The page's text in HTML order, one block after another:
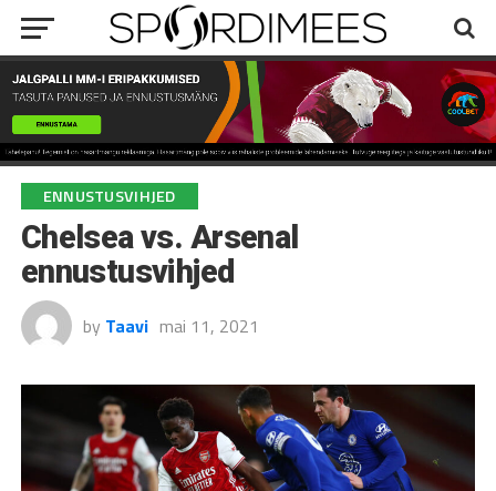
ENNUSTUSVIHJED
Chelsea vs. Arsenal
ennustusvihjed
by Taavi mai 11, 2021